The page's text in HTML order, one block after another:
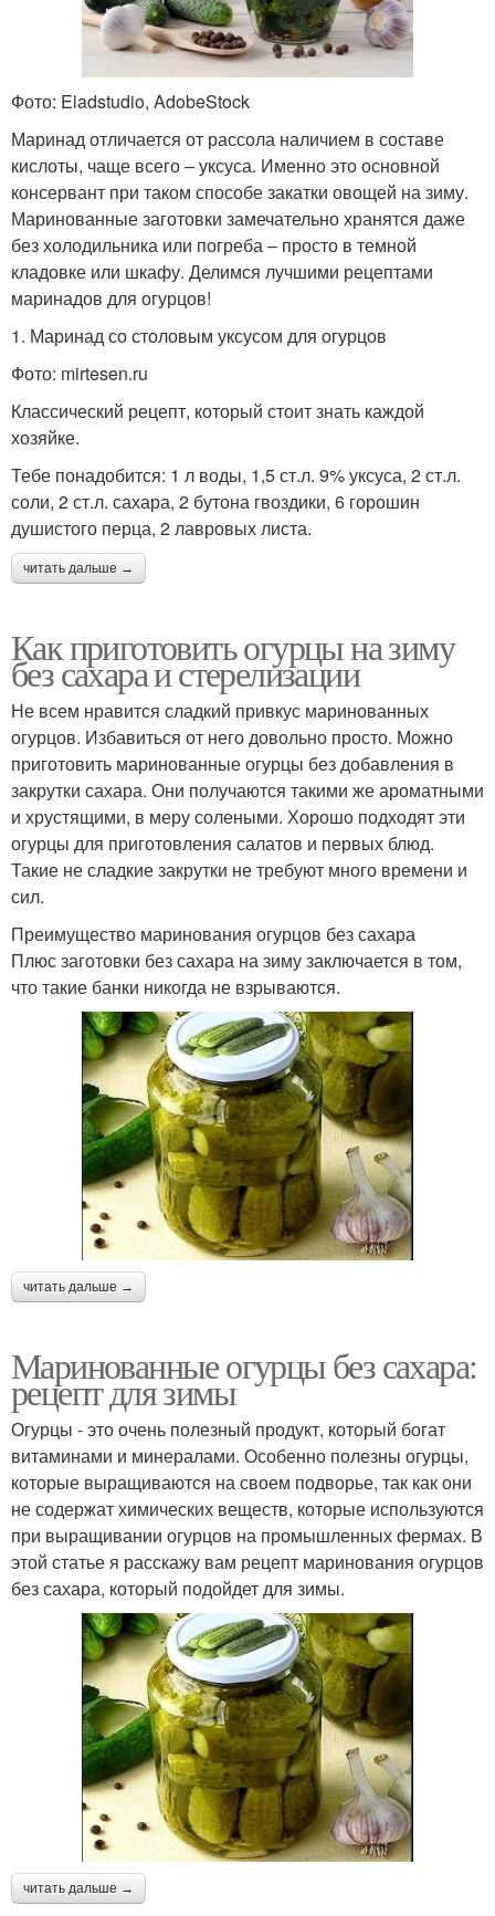
Фото: Eladstudio, AdobeStock
Маринад отличается от рассола наличием в составе
кислоты, чаще всего – уксуса. Именно это основной
консервант при таком способе закатки овощей на зиму.
Маринованные заготовки замечательно хранятся даже
без холодильника или погреба – просто в темной
кладовке или шкафу. Делимся лучшими рецептами
маринадов для огурцов!
1. Маринад со столовым уксусом для огурцов
Фото: mirtesen.ru
Классический рецепт, который стоит знать каждой
хозяйке.
Тебе понадобится: 1 л воды, 1,5 ст.л. 9% уксуса, 2 ст.л.
соли, 2 ст.л. сахара, 2 бутона гвоздики, 6 горошин
душистого перца, 2 лавровых листа.
читать дальше →
Как приготовить огурцы на зиму
без сахара и стерелизации
Не всем нравится сладкий привкус маринованных
огурцов. Избавиться от него довольно просто. Можно
приготовить маринованные огурцы без добавления в
закрутки сахара. Они получаются такими же ароматными
и хрустящими, в меру солеными. Хорошо подходят эти
огурцы для приготовления салатов и первых блюд.
Такие не сладкие закрутки не требуют много времени и
сил.
Преимущество маринования огурцов без сахара
Плюс заготовки без сахара на зиму заключается в том,
что такие банки никогда не взрываются.
читать дальше →
Маринованные огурцы без сахара:
рецепт для зимы
Огурцы - это очень полезный продукт, который богат
витаминами и минералами. Особенно полезны огурцы,
которые выращиваются на своем подворье, так как они
не содержат химических веществ, которые используются
при выращивании огурцов на промышленных фермах. В
этой статье я расскажу вам рецепт маринования огурцов
без сахара, который подойдет для зимы.
читать дальше →